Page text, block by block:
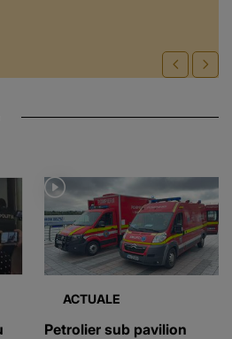
ACTUALE
Petrolier sub pavilion